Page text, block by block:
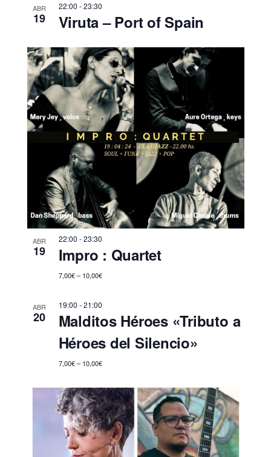
ABR
19
22:00 -23:30
Viruta – Port of Spain
ABR
19
22:00 -23:30
Impro : Quartet
7,00€ – 10,00€
ABR
20
19:00 -21:00
Malditos Héroes «Tributo a
Héroes del Silencio»
7,00€ – 10,00€